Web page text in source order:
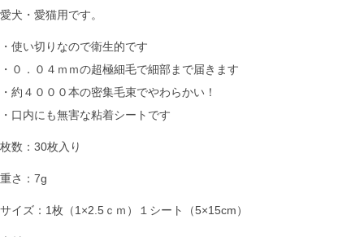
愛犬・愛猫用です。
・使い切りなので衛生的です
・０．０４ｍｍの超極細毛で細部まで届きます
・約４０００本の密集毛束でやわらかい！
・口内にも無害な粘着シートです
枚数：30枚入り
重さ：7g
サイズ：1枚（1×2.5ｃｍ）１シート（5×15cm）